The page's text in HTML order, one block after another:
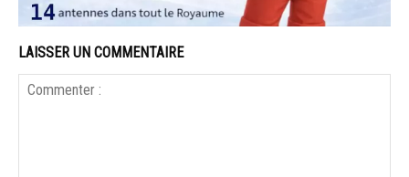
LAISSER UN COMMENTAIRE